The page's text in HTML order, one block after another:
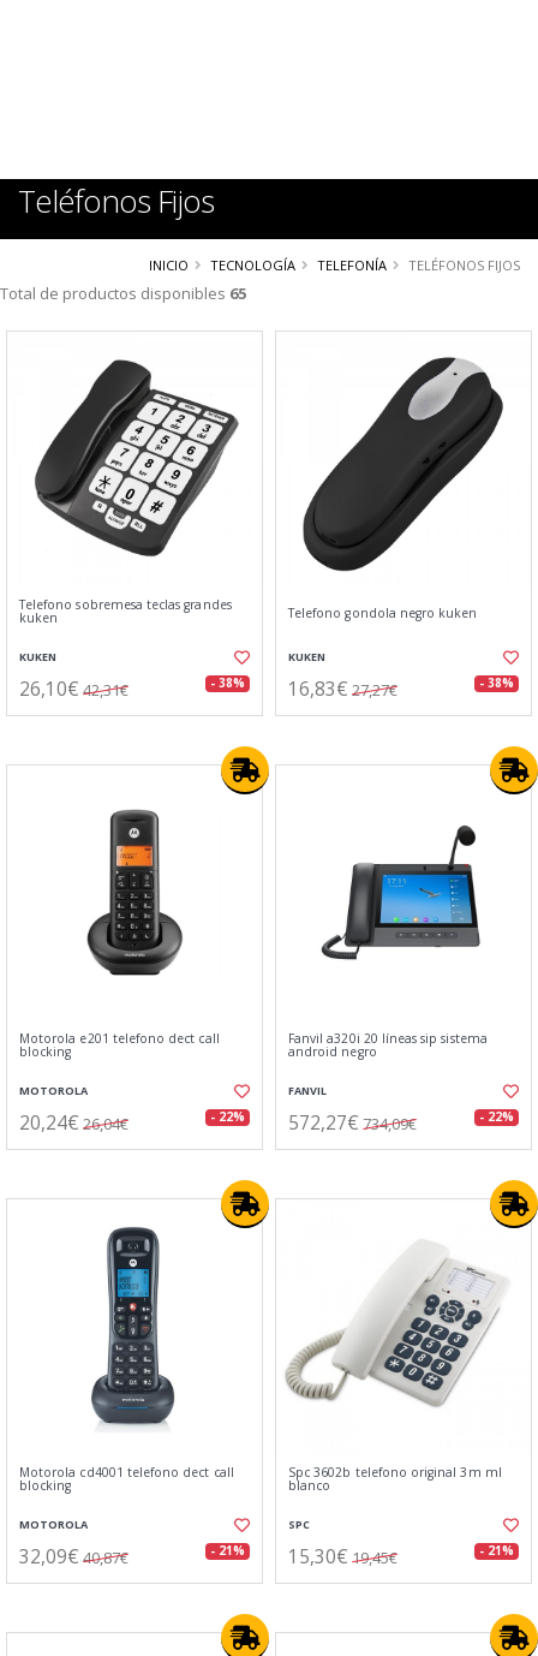
Teléfonos Fijos
INICIO TECNOLOGÍA TELEFONÍA TELÉFONOS FIJOS
Total de productos disponibles 65
Telefono sobremesa teclas grandes
kuken
KUKEN
26,10€ 42,31€ - 38%
Telefono gondola negro kuken
KUKEN
16,83€ 27,27€ - 38%
Motorola e201 telefono dect call
blocking
MOTOROLA
20,24€ 26,04€ - 22%
Fanvil a320i 20 líneas sip sistema
android negro
FANVIL
572,27€ 734,09€ - 22%
Motorola cd4001 telefono dect call
blocking
MOTOROLA
32,09€ 40,87€ - 21%
Spc 3602b telefono original 3m ml
blanco
SPC
15,30€ 19,45€ - 21%